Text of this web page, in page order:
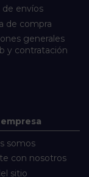
de envíos
de compra
generales
y contratación
somos
con nosotros
sitio